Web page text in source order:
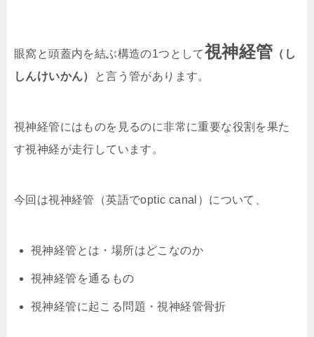
眼窩と頭蓋内を結ぶ構造の1つとして視神経管 （し
しんけいかん）
と言う管があります。
視神経管にはものを見るのに非常に重要な役割を果た
す視神経が走行しています。
今回は視神経管（英語でoptic canal ）について、
視神経管とは・場所はどこなのか
視神経管を通るもの
視神経管に起こる問題・視神経管骨折